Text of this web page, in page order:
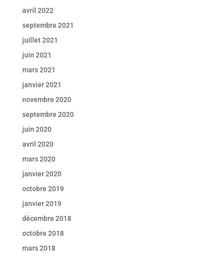
avril 2022
septembre 2021
juillet 2021
juin 2021
mars 2021
janvier 2021
novembre 2020
septembre 2020
juin 2020
avril 2020
mars 2020
janvier 2020
octobre 2019
janvier 2019
décembre 2018
octobre 2018
mars 2018